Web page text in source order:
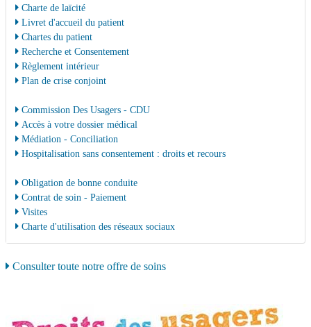
Charte de laïcité
Livret d'accueil du patient
Chartes du patient
Recherche et Consentement
Règlement intérieur
Plan de crise conjoint
Commission Des Usagers - CDU
Accès à votre dossier médical
Médiation - Conciliation
Hospitalisation sans consentement : droits et recours
Obligation de bonne conduite
Contrat de soin - Paiement
Visites
Charte d'utilisation des réseaux sociaux
Consulter toute notre offre de soins